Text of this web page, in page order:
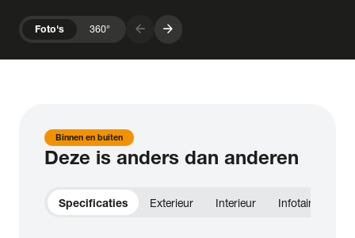
Foto's 360° arrow_forward arrow_forward
Binnen en buiten
Deze is anders dan anderen
Specificaties Exterieur Interieur Infotainment